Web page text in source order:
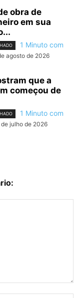
obra de
em sua
1 Minuto com
agosto de 2026
que a
começou de
1 Minuto com
de julho de 2026